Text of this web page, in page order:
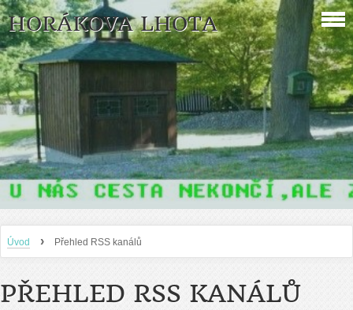
HORÁKOVA LHOTA
Úvod › Přehled RSS kanálů
PŘEHLED RSS KANÁLŮ